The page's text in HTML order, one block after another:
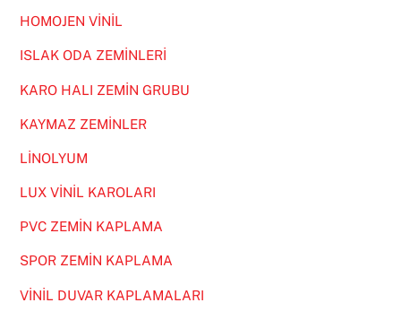
HOMOJEN VİNİL
ISLAK ODA ZEMİNLERİ
KARO HALI ZEMİN GRUBU
KAYMAZ ZEMİNLER
LİNOLYUM
LUX VİNİL KAROLARI
PVC ZEMİN KAPLAMA
SPOR ZEMİN KAPLAMA
VİNİL DUVAR KAPLAMALARI